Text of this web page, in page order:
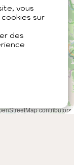
vous
sur
des
contributors